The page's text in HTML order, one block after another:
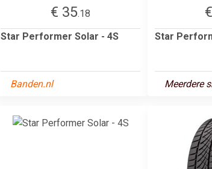
€ 35.18
Star Performer Solar - 4S
Banden.nl
Star
Meerdere